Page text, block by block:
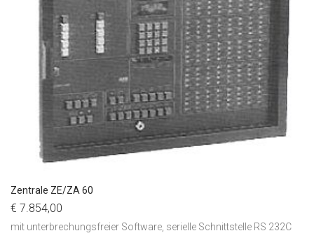
Zentrale ZE/ZA 60
€ 7.854,00
mit unterbrechungsfreier Software, serielle Schnittstelle RS 232C